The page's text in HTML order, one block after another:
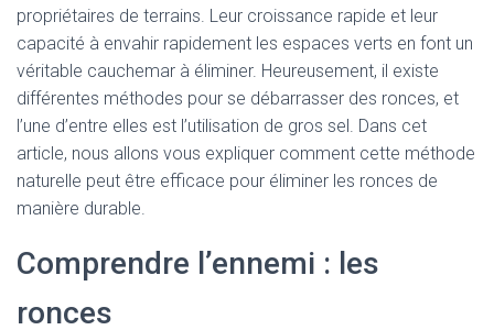
propriétaires de terrains. Leur croissance rapide et leur
capacité à envahir rapidement les espaces verts en font un
véritable cauchemar à éliminer. Heureusement, il existe
différentes méthodes pour se débarrasser des ronces, et
l’une d’entre elles est l’utilisation de gros sel. Dans cet
article, nous allons vous expliquer comment cette méthode
naturelle peut être efficace pour éliminer les ronces de
manière durable.
Comprendre l’ennemi : les
ronces